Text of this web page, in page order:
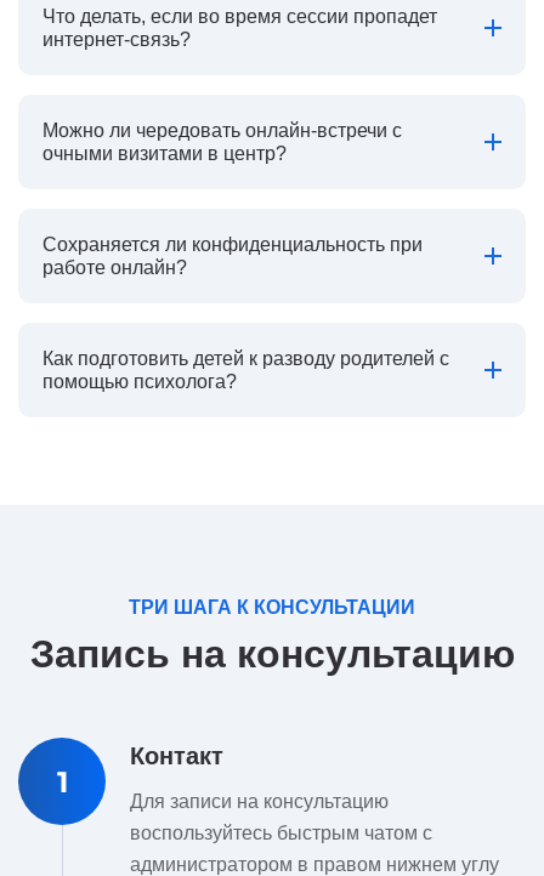
Что делать, если во время сессии пропадет
интернет-связь?
Можно ли чередовать онлайн-встречи с
очными визитами в центр?
Сохраняется ли конфиденциальность при
работе онлайн?
Как подготовить детей к разводу родителей с
помощью психолога?
ТРИ ШАГА К КОНСУЛЬТАЦИИ
Запись на консультацию
1
Контакт
Для записи на консультацию
воспользуйтесь быстрым чатом с
администратором в правом нижнем углу